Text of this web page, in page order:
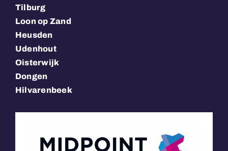
Tilburg
Loon op Zand
Heusden
Udenhout
Oisterwijk
Dongen
Hilvarenbeek